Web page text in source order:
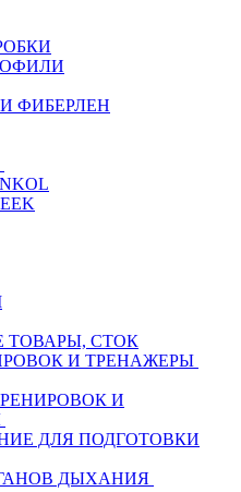
ФИБЕРЛЕН
СТОК
И ТРЕНАЖЕРЫ
И
ДЛЯ ПОДГОТОВКИ
ДЫХАНИЯ